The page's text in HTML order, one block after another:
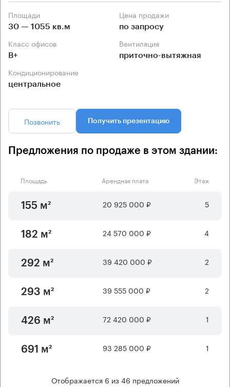
Площади
30 — 1055 кв.м
Цена продажи
по запросу
Класс офисов
B+
Вентиляция
приточно-вытяжная
Кондиционирование
центральное
Позвонить Получить презентацию
Предложения по продаже в этом здании:
Площадь Арендная плата Этаж
155 м² 20 925 000 ₽ 5
182 м² 24 570 000 ₽ 4
292 м² 39 420 000 ₽ 2
293 м² 39 555 000 ₽ 2
426 м² 72 420 000 ₽ 1
691 м² 93 285 000 ₽ 1
Отображается 6 из46 предложений